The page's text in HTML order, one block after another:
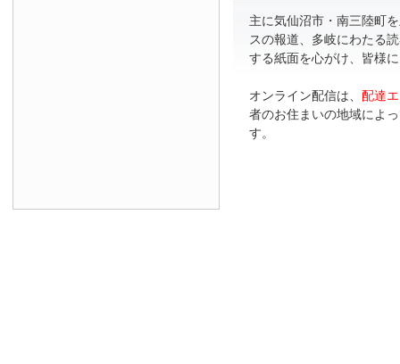
主に気仙沼市・南三陸町
スの報道、多岐にわたる
する紙面を心がけ、皆様
オンライン配信は、 配達
者のお住まいの地域によ
す。